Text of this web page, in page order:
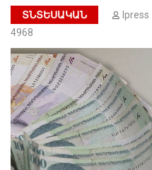
ՏՆՏԵՍԱԿԱՆ Ipress
4968